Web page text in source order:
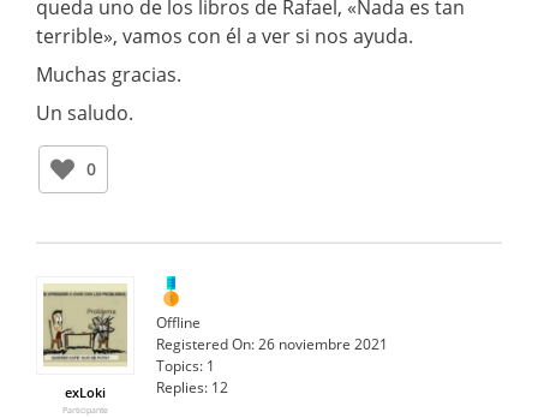
queda uno de los libros de Rafael, «Nada es tan
terrible», vamos con él a ver si nos ayuda.
Muchas gracias.
Un saludo.
0
exLoki
Participante
Offline
Registered On:26 noviembre 2021
Topics: 1
Replies: 12